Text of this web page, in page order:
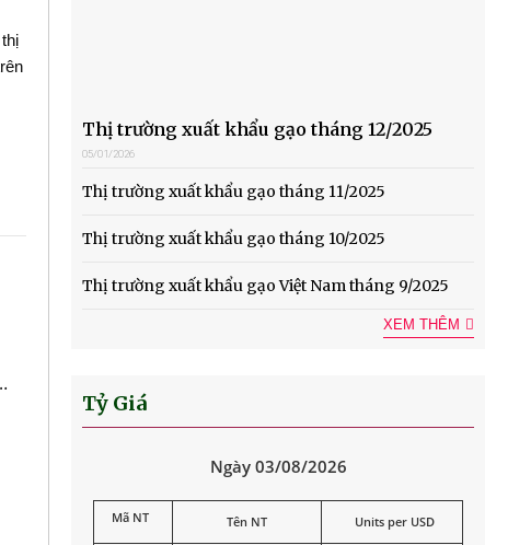
Thị trường xuất khẩu gạo tháng 12/2025
05/01/2026
Thị trường xuất khẩu gạo tháng 11/2025
Thị trường xuất khẩu gạo tháng 10/2025
Thị trường xuất khẩu gạo Việt Nam tháng 9/2025
XEM THÊM
Tỷ Giá
Ngày 03/08/2026
Mã NT Tên NT Units per USD